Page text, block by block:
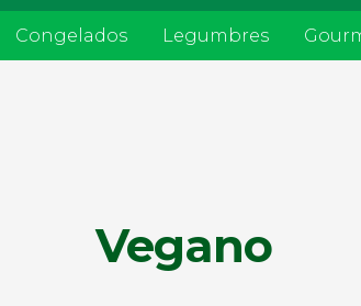
Congelados Legumbres
Vegano